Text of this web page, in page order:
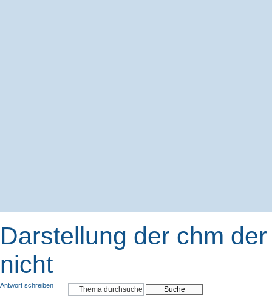
Darstellung der chm
nicht
Antwort schreiben